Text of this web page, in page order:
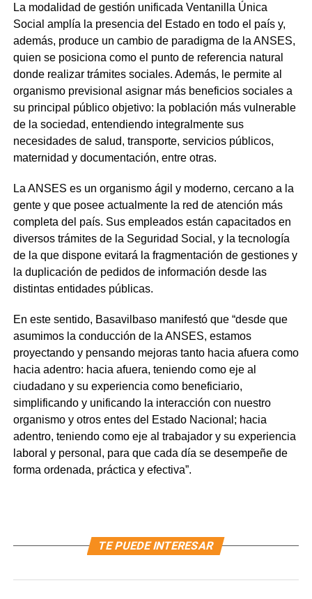
La modalidad de gestión unificada Ventanilla Única
Social amplía la presencia del Estado en todo el país y,
además, produce un cambio de paradigma de la ANSES,
quien se posiciona como el punto de referencia natural
donde realizar trámites sociales. Además, le permite al
organismo previsional asignar más beneficios sociales a
su principal público objetivo: la población más vulnerable
de la sociedad, entendiendo integralmente sus
necesidades de salud, transporte, servicios públicos,
maternidad y documentación, entre otras.
La ANSES es un organismo ágil y moderno, cercano a la
gente y que posee actualmente la red de atención más
completa del país. Sus empleados están capacitados en
diversos trámites de la Seguridad Social, y la tecnología
de la que dispone evitará la fragmentación de gestiones y
la duplicación de pedidos de información desde las
distintas entidades públicas.
En este sentido, Basavilbaso manifestó que “desde que
asumimos la conducción de la ANSES, estamos
proyectando y pensando mejoras tanto hacia afuera como
hacia adentro: hacia afuera, teniendo como eje al
ciudadano y su experiencia como beneficiario,
simplificando y unificando la interacción con nuestro
organismo y otros entes del Estado Nacional; hacia
adentro, teniendo como eje al trabajador y su experiencia
laboral y personal, para que cada día se desempeñe de
forma ordenada, práctica y efectiva”.
TE PUEDE INTERESAR